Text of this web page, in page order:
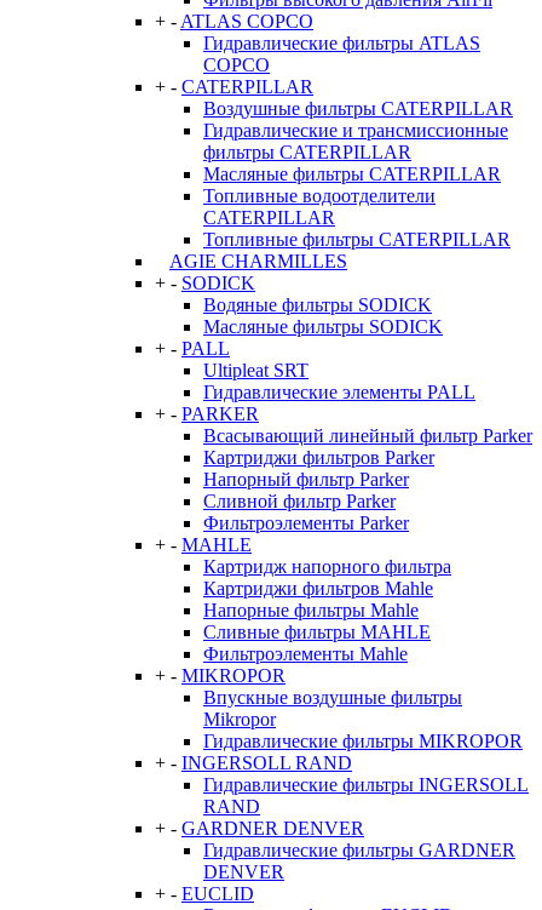
+ - ATLAS COPCO
Гидравлические фильтры ATLAS
COPCO
+ - CATERPILLAR
Воздушные фильтры CATERPILLAR
Гидравлические и трансмиссионные
фильтры CATERPILLAR
Масляные фильтры CATERPILLAR
Топливные водоотделители
CATERPILLAR
Топливные фильтры CATERPILLAR
AGIE CHARMILLES
+ - SODICK
Водяные фильтры SODICK
Масляные фильтры SODICK
+ - PALL
Ultipleat SRT
Гидравлические элементы PALL
+ - PARKER
Всасывающий линейный фильтр Parker
Картриджи фильтров Parker
Напорный фильтр Parker
Сливной фильтр Parker
Фильтроэлементы Parker
+ - MAHLE
Картридж напорного фильтра
Картриджи фильтров Mahle
Напорные фильтры Mahle
Сливные фильтры MAHLE
Фильтроэлементы Mahle
+ - MIKROPOR
Впускные воздушные фильтры
Mikropor
Гидравлические фильтры MIKROPOR
+ - INGERSOLL RAND
Гидравлические фильтры INGERSOLL
RAND
+ - GARDNER DENVER
Гидравлические фильтры GARDNER
DENVER
+ - EUCLID